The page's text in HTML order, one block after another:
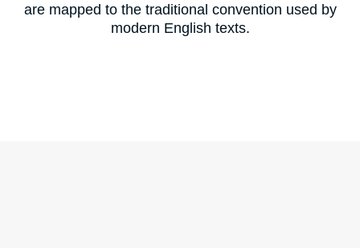
are mapped to the traditional convention used by
modern English texts.